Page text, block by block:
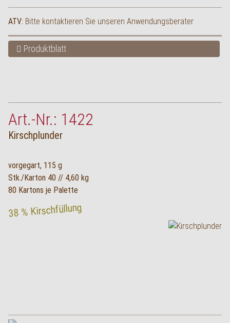
ATV: Bitte kontaktieren Sie unseren Anwendungsberater
Produktblatt
Art.-Nr.: 1422
Kirschplunder
vorgegart, 115 g
Stk./Karton 40 // 4,60 kg
80 Kartons je Palette
38 % Kirschfüllung